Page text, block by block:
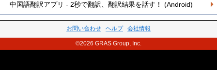
中国語翻訳アプリ - 2秒で翻訳、翻訳結果を話す！ (Android)
お問い合わせ ヘルプ 会社情報
©2026 GRAS Group, Inc.